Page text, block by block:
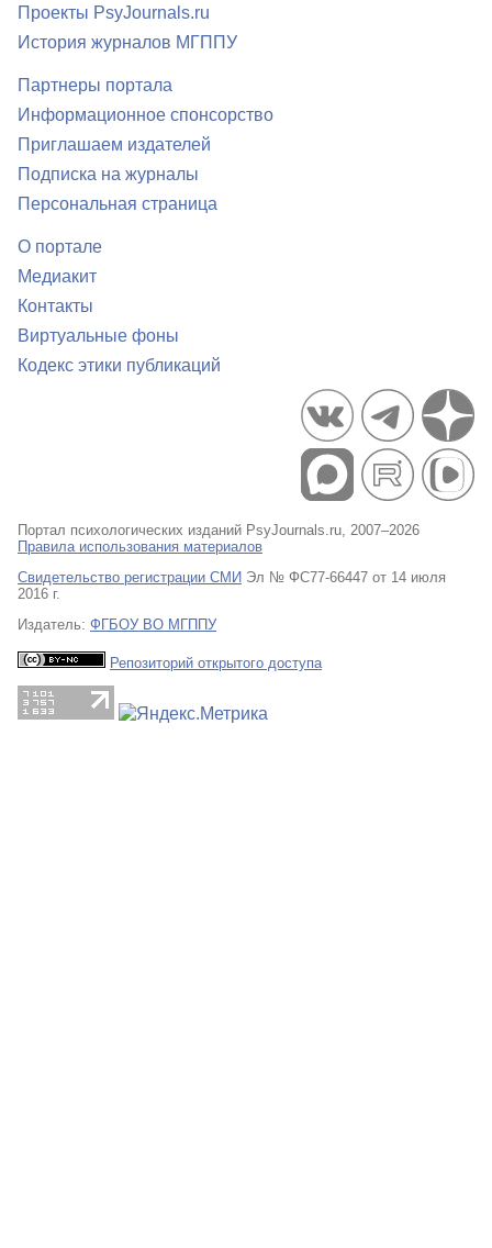
Проекты PsyJournals.ru
История журналов МГППУ
Партнеры портала
Информационное спонсорство
Приглашаем издателей
Подписка на журналы
Персональная страница
О портале
Медиакит
Контакты
Виртуальные фоны
Кодекс этики публикаций
Портал психологических изданий PsyJournals.ru, 2007–2026
Правила использования материалов
Свидетельство регистрации СМИ Эл № ФС77-66447 от 14 июля
2016 г.
Издатель: ФГБОУ ВО МГППУ
Репозиторий открытого доступа